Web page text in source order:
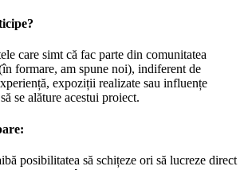
care simt că fac parte din comunitatea
formare, am spune noi), indiferent de
expoziții realizate sau influențe
se alăture acestui proiect.
posibilitatea să schițeze ori să lucreze direct